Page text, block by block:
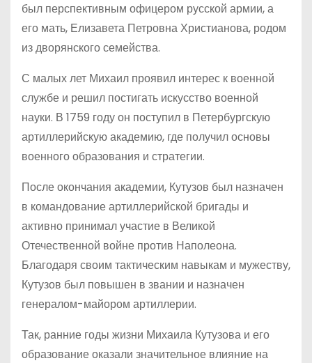
был перспективным офицером русской армии, а
его мать, Елизавета Петровна Христианова, родом
из дворянского семейства.
С малых лет Михаил проявил интерес к военной
службе и решил постигать искусство военной
науки. В 1759 году он поступил в Петербургскую
артиллерийскую академию, где получил основы
военного образования и стратегии.
После окончания академии, Кутузов был назначен
в командование артиллерийской бригады и
активно принимал участие в Великой
Отечественной войне против Наполеона.
Благодаря своим тактическим навыкам и мужеству,
Кутузов был повышен в звании и назначен
генералом-майором артиллерии.
Так, ранние годы жизни Михаила Кутузова и его
образование оказали значительное влияние на